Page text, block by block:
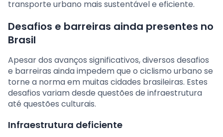
transporte urbano mais sustentável e eficiente.
Desafios e barreiras ainda presentes no
Brasil
Apesar dos avanços significativos, diversos desafios
e barreiras ainda impedem que o ciclismo urbano se
torne a norma em muitas cidades brasileiras. Estes
desafios variam desde questões de infraestrutura
até questões culturais.
Infraestrutura deficiente